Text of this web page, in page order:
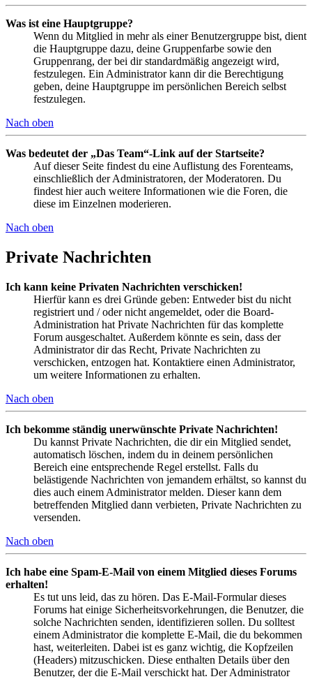
Was ist eine Hauptgruppe?
Wenn du Mitglied in mehr als einer Benutzergruppe bist, dient
die Hauptgruppe dazu, deine Gruppenfarbe sowie den
Gruppenrang, der bei dir standardmäßig angezeigt wird,
festzulegen. Ein Administrator kann dir die Berechtigung
geben, deine Hauptgruppe im persönlichen Bereich selbst
festzulegen.
Nach oben
Was bedeutet der „Das Team“-Link auf der Startseite?
Auf dieser Seite findest du eine Auflistung des Forenteams,
einschließlich der Administratoren, der Moderatoren. Du
findest hier auch weitere Informationen wie die Foren, die
diese im Einzelnen moderieren.
Nach oben
Private Nachrichten
Ich kann keine Privaten Nachrichten verschicken!
Hierfür kann es drei Gründe geben: Entweder bist du nicht
registriert und / oder nicht angemeldet, oder die Board-
Administration hat Private Nachrichten für das komplette
Forum ausgeschaltet. Außerdem könnte es sein, dass der
Administrator dir das Recht, Private Nachrichten zu
verschicken, entzogen hat. Kontaktiere einen Administrator,
um weitere Informationen zu erhalten.
Nach oben
Ich bekomme ständig unerwünschte Private Nachrichten!
Du kannst Private Nachrichten, die dir ein Mitglied sendet,
automatisch löschen, indem du in deinem persönlichen
Bereich eine entsprechende Regel erstellst. Falls du
belästigende Nachrichten von jemandem erhältst, so kannst du
dies auch einem Administrator melden. Dieser kann dem
betreffenden Mitglied dann verbieten, Private Nachrichten zu
versenden.
Nach oben
Ich habe eine Spam-E-Mail von einem Mitglied dieses Forums
erhalten!
Es tut uns leid, das zu hören. Das E-Mail-Formular dieses
Forums hat einige Sicherheitsvorkehrungen, die Benutzer, die
solche Nachrichten senden, identifizieren sollen. Du solltest
einem Administrator die komplette E-Mail, die du bekommen
hast, weiterleiten. Dabei ist es ganz wichtig, die Kopfzeilen
(Headers) mitzuschicken. Diese enthalten Details über den
Benutzer, der die E-Mail verschickt hat. Der Administrator